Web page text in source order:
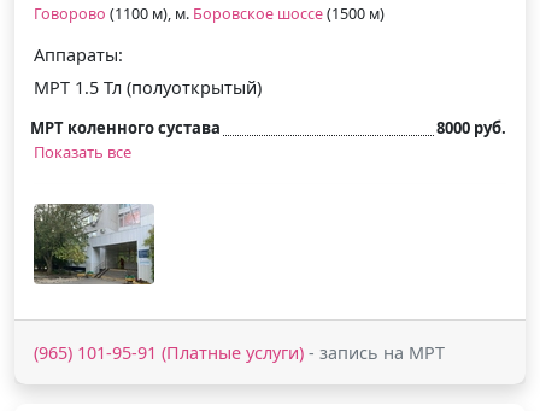
Говорово (1100 м), м. Боровское шоссе(1500 м)
Аппараты:
МРТ 1.5 Тл (полуоткрытый)
МРТ коленного сустава
8000 руб.
Показать все
(965) 101-95-91 (Платные услуги) - запись на МРТ